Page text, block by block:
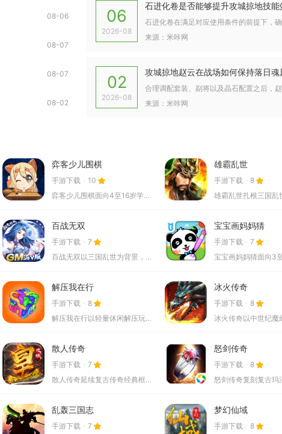
08-06
08-07
08-07
08-02
06
2026-08
石进化卷是否能够提升攻城掠地技能
来源：米咔网
02
2026-08
攻城掠地赵云在战场如何保持落日魂
来源：米咔网
弈客少儿围棋
手游下载
10
弈客少儿围棋面向4至16岁学棋儿童打造线上围棋学习与对战平台...
雄霸乱世
手游下载
8
百战无双
手游下载
7
百战无双以三国乱世为背景，玩家化身主公招募名将，依靠阵营克制...
宝宝画妈妈猜
手游下载
7
解压我在行
手游下载
8
解压我在行以轻量休闲解压玩法为核心，整合物理模拟互动、关卡闯...
冰火传奇
手游下载
8
散人传奇
手游下载
7
散人传奇延续复古传奇经典框架，专为单人休闲玩家打造打宝体验，...
怒剑传奇
手游下载
8
乱轰三国志
手游下载 7
梦幻仙域
手游下载 8